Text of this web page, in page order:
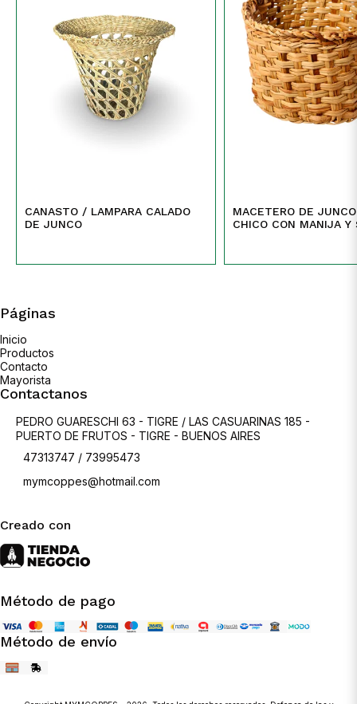
CANASTO / LAMPARA CALADO
DE JUNCO
MACETERO DE
CHICO CON MANIJA Y
Páginas
Inicio
Productos
Contacto
Mayorista
Contactanos
PEDRO GUARESCHI 63 - TIGRE / LAS CASUARINAS 185 -
PUERTO DE FRUTOS - TIGRE - BUENOS AIRES
47313747 / 73995473
mymcoppes@hotmail.com
Creado con
Método de pago
Método de envío